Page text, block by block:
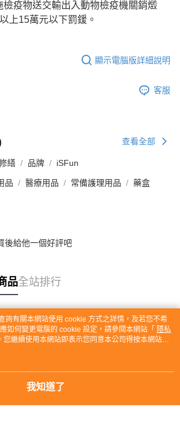
檢疫物送交輸出入動物檢疫機關銷燬
上15萬元以下罰鍰。
顯示電腦版詳細說明
客服
查看全部
繕 品牌 iSFun
品 醫療用品 常備護理用品 藥盒
後給他一個好評吧
品全站排行
詢有關本網站使用 cookie 方式之詳情，及若您不希
如何變更電腦的 cookie 設定，請參閱本網站「 隱私
您繼續使用本網站即表示您同意本公司得按本網站使
。
我知道了